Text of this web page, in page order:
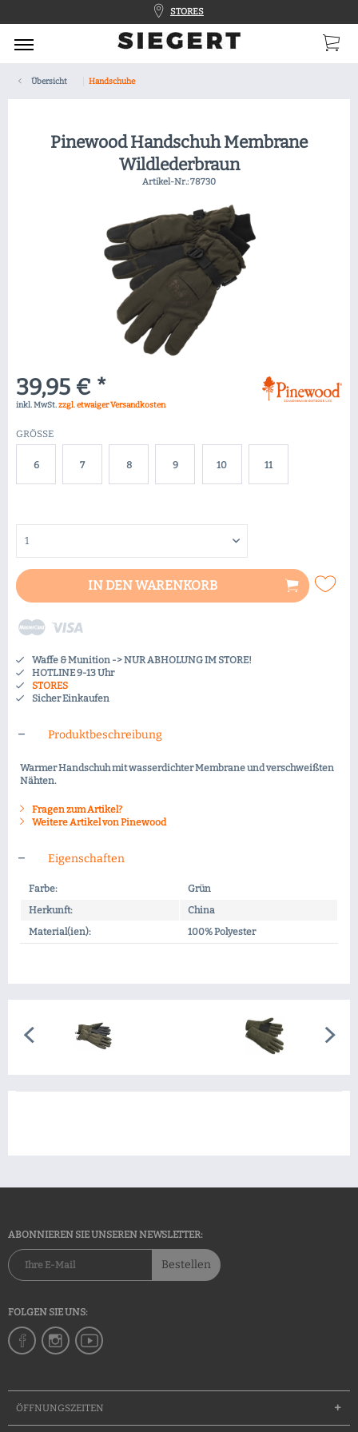
STORES
Übersicht Handschuhe
Pinewood Handschuh Membrane
Wildlederbraun
Artikel-Nr.:78730
39,95 € *
inkl. MwSt.zzgl. etwaiger Versandkosten
GRÖSSE
6 7 8 9 10 11
IN DENWARENKORB
Waffe & Munition -> NUR ABHOLUNG IM STORE!
HOTLINE 9-13 Uhr
STORES
Sicher Einkaufen
Produktbeschreibung
Warmer Handschuh mit wasserdichter Membrane und verschweißten
Nähten.
Fragen zum Artikel?
Weitere Artikel von Pinewood
Eigenschaften
Farbe:
Grün
Herkunft:
China
Material(ien):
100% Polyester
ABONNIEREN SIE UNSEREN NEWSLETTER:
Bestellen
FOLGEN SIE UNS:
ÖFFNUNGSZEITEN